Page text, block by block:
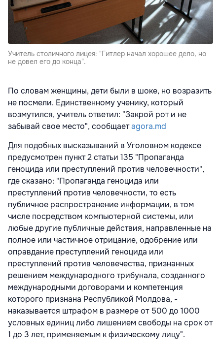
Учитель столичного лицея: "Гитлер начал хорошее дело, но
не довел его до конца".
По словам женщины, дети были в шоке, но возразить
не посмели. Единственному ученику, который
возмутился, учитель ответил: "Закрой рот и не
забывай свое место", сообщаетagora.md
Для подобных высказываний в Уголовном кодексе
предусмотрен пункт 2 статьи 135 "Пропаганда
геноцида или преступлений против человечности",
где сказано: "Пропаганда геноцида или
преступлений против человечности, то есть
публичное распространение информации, в том
числе посредством компьютерной системы, или
любые другие публичные действия, направленные на
полное или частичное отрицание, одобрение или
оправдание преступлений геноцида или
преступлений против человечества, признанных
решением международного трибунала, созданного
международными договорами и компетенция
которого признана Республикой Молдова, -
наказывается штрафом в размере от 500 до 1000
условных единиц либо лишением свободы на срок от
1 до 3 лет, применяемым к физическому лицу".